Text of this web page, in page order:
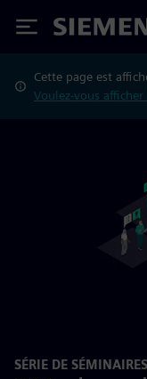
Siemens
Cette page est
Voulez-vous
SÉRIE DE SÉMINAIRES